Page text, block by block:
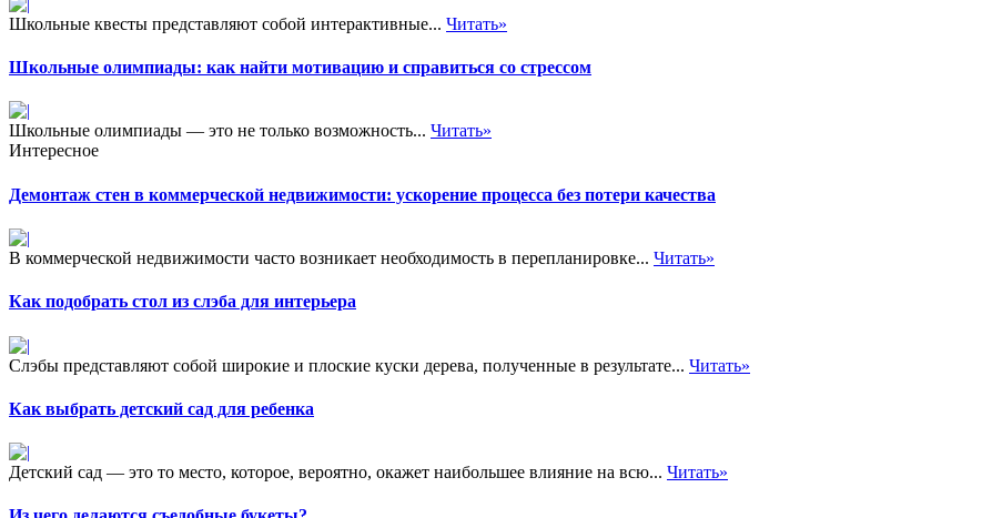
Школьные квесты представляют собой интерактивные... Читать»
Школьные олимпиады: как найти мотивацию и справиться со стрессом
Школьные олимпиады — это не только возможность... Читать»
Интересное
Демонтаж стен в коммерческой недвижимости: ускорение процесса без потери качества
В коммерческой недвижимости часто возникает необходимость в перепланировке... Читать»
Как подобрать стол из слэба для интерьера
Слэбы представляют собой широкие и плоские куски дерева, полученные в результате... Читать»
Как выбрать детский сад для ребенка
Детский сад — это то место, которое, вероятно, окажет наибольшее влияние на всю... Читать»